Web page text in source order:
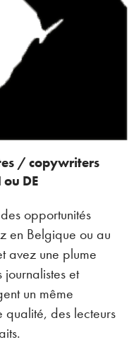
/ copywriters
DE
opportunités
en Belgique ou au
avez une plume
et
un même
qualité, des lecteurs